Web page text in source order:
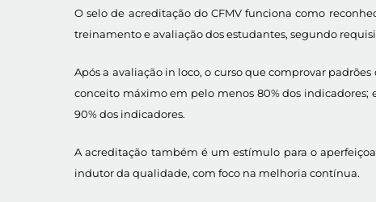
O selo de acreditação do CFMV funciona como
treinamento e avaliação dos estudantes, segundo
Após a avaliação in loco, o curso que comprovar
conceito máximo em pelo menos 80% dos indicadores;
90% dos indicadores.
A acreditação também é um estímulo para o
indutor da qualidade, com foco na melhoria contínua.